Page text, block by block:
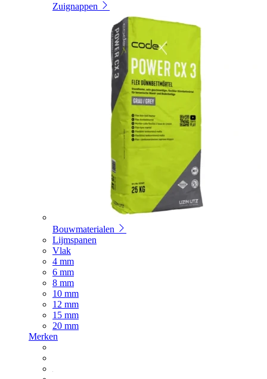
Zuignappen
Bouwmaterialen
Lijmspanen
Vlak
4 mm
6 mm
8 mm
10 mm
12 mm
15 mm
20 mm
Merken